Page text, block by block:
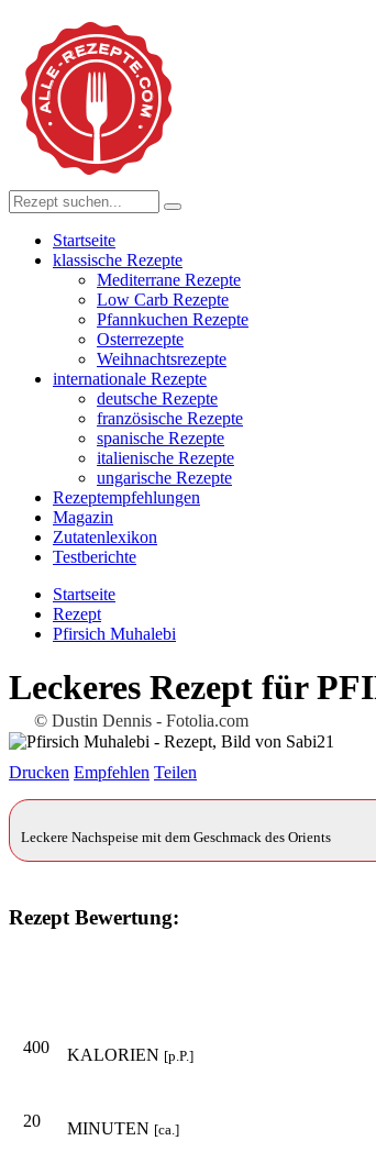
Startseite
klassische Rezepte
Mediterrane Rezepte
Low Carb Rezepte
Pfannkuchen Rezepte
Osterrezepte
Weihnachtsrezepte
internationale Rezepte
deutsche Rezepte
französische Rezepte
spanische Rezepte
italienische Rezepte
ungarische Rezepte
Rezeptempfehlungen
Magazin
Zutatenlexikon
Testberichte
Startseite
Rezept
Pfirsich Muhalebi
Leckeres Rezept für
© Dustin Dennis - Fotolia.com
Drucken Empfehlen Teilen
Leckere Nachspeise mit dem Geschmack des Orients
Rezept Bewertung:
400 KALORIEN [p.P.]
20 MINUTEN [ca.]